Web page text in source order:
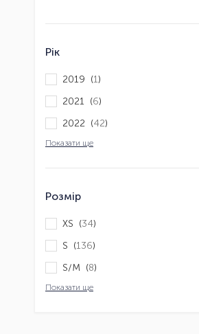
Рік
2019 (1)
2021 (6)
2022 (42)
Показати ще
Розмір
XS (34)
S (136)
S/M (8)
Показати ще